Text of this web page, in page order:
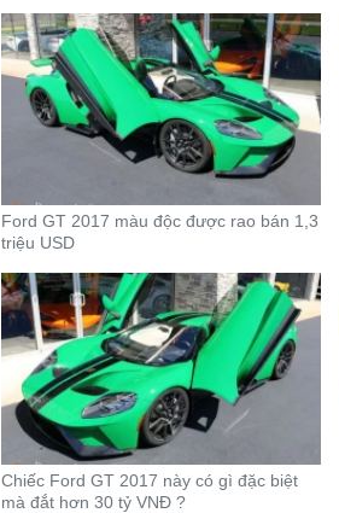
Ford GT 2017 màu độc được rao bán 1,3
triệu USD
Chiếc Ford GT 2017 này có gì đặc biệt
mà đắt hơn 30 tỷ VNĐ ?